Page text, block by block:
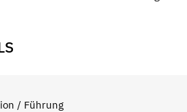
/ Führung